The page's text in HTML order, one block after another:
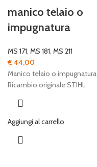
manico telaio o
impugnatura
MS 171, MS 181, MS 211
€44,00
Manico telaio o impugnatura
Ricambio originale STIHL
Aggiungi al carrello